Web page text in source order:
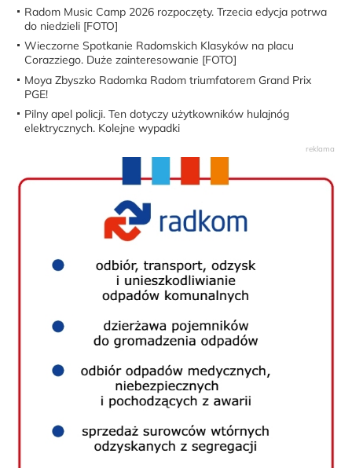
Radom Music Camp 2026 rozpoczęty. Trzecia edycja potrwa
do niedzieli [FOTO]
Wieczorne Spotkanie Radomskich Klasyków na placu
Corazziego. Duże zainteresowanie [FOTO]
Moya Zbyszko Radomka Radom triumfatorem Grand Prix
PGE!
Pilny apel policji. Ten dotyczy użytkowników hulajnóg
elektrycznych. Kolejne wypadki